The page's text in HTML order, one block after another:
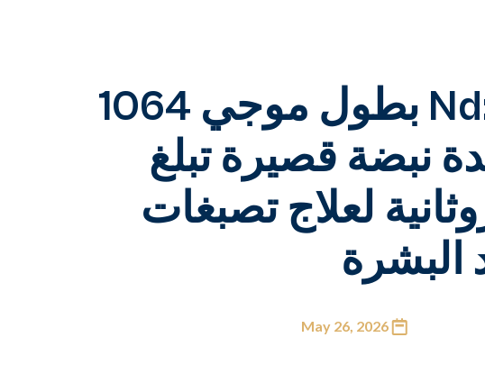
ليزر Nd:YAG بطول موجي 1064
نبضة قصيرة تبلغ
لعلاج تصبغات
البشرة
May 26, 2026